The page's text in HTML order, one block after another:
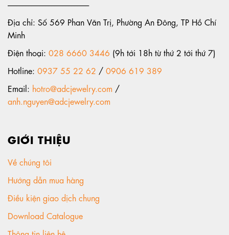
-----------------------------------------------------
Địa chỉ: Số 569 Phan Văn Trị, Phường An Đông, TP Hồ Chí
Minh
Điện thoại: 028 6660 3446 (9h tới 18h từ thứ 2 tới thứ 7)
Hotline: 0937 55 22 62 / 0906 619 389
Email: hotro@adcjewelry.com /
anh.nguyen@adcjewelry.com
GIỚI THIỆU
Về chúng tôi
Hướng dẫn mua hàng
Điều kiện giao dịch chung
Download Catalogue